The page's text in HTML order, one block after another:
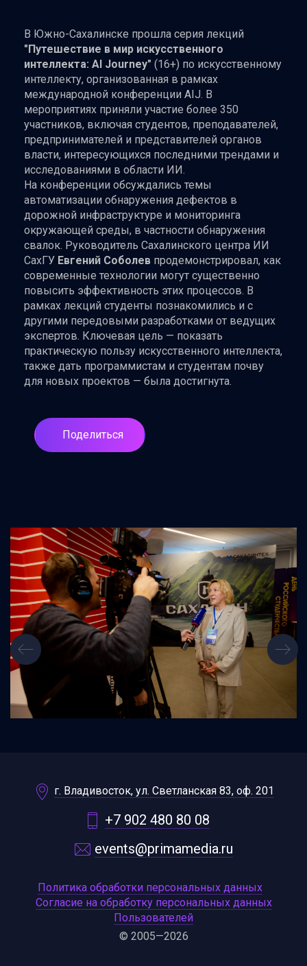
В Южно-Сахалинске прошла серия лекций
"Путешествие в мир искусственного
интеллекта: AI Journey" (16+) по искусственному
интеллекту, организованная в рамках
международной конференции AIJ. В
мероприятиях приняли участие более 350
участников, включая студентов, преподавателей,
предпринимателей и представителей органов
власти, интересующихся последними трендами и
исследованиями в области ИИ.
На конференции обсуждались темы
автоматизации обнаружения дефектов в
дорожной инфраструктуре и мониторинга
окружающей среды, в частности обнаружения
свалок. Руководитель Сахалинского центра ИИ
СахГУ Евгений Соболев продемонстрировал, как
современные технологии могут существенно
повысить эффективность этих процессов. В
рамках лекций студенты познакомились и с
другими передовыми разработками от ведущих
экспертов. Ключевая цель — показать
практическую пользу искусственного интеллекта,
также дать программистам и студентам почву
для новых проектов — была достигнута.
Поделиться
г. Владивосток, ул. Светланская 83, оф. 201
+7 902 480 80 08
events@primamedia.ru
Политика обработки персональных данных
Согласие на обработку персональных данных
Пользователей
© 2005—2026